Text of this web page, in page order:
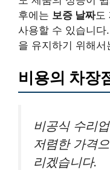
후에는 보증 날짜도
사용할 수 있습니
을 유지하기 위해
비용의 차장
비공식 수리
저렴한 가격
리겠습니다.